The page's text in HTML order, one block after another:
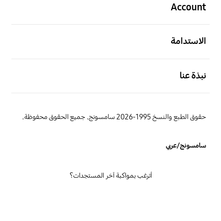
Account
الاستدامة
نبذة عنا
حقوق الطبع والنسخ 1995-2026 سامسونج. جميع الحقوق محفوظة.
سامسونج/عربي
أترغب بمواكبة آخر المستجدات؟